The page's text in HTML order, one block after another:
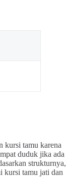
kursi tamu karena
duduk jika ada
strukturnya,
kursi tamu jati dan